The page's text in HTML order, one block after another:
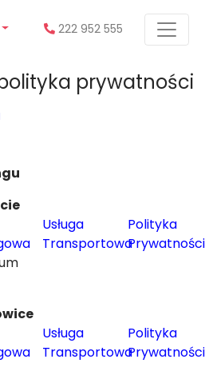
222 952 555
prywatności
Usługa
Transportowa
Polityka
Prywatności
Usługa
Transportowa
Polityka
Prywatności